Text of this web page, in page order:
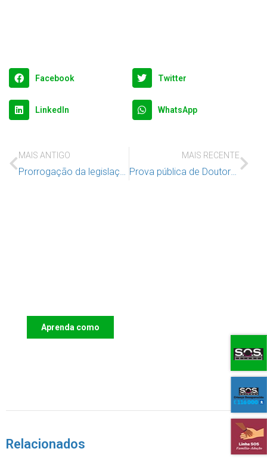
Facebook Twitter
LinkedIn WhatsApp
MAIS ANTIGO
Prorrogação da legislação europeia conta os abusos sexuais online
MAIS RECENTE
Prova pública de Doutoramento
Aprenda como
Relacionados